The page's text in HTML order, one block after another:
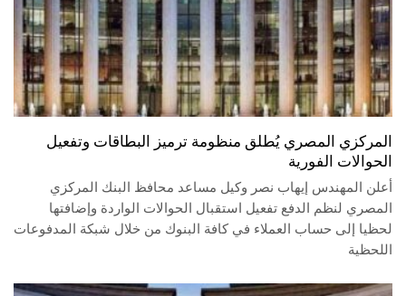
المركزي المصري يُطلق منظومة ترميز البطاقات وتفعيل
الحوالات الفورية
أعلن المهندس إيهاب نصر وكيل مساعد محافظ البنك المركزي
المصري لنظم الدفع تفعيل استقبال الحوالات الواردة وإضافتها
لحظيا إلى حساب العملاء في كافة البنوك من خلال شبكة المدفوعات
اللحظية